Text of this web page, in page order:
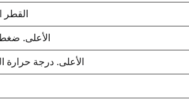
القطر
الأعلى.
الأعلى. درجة حرارة